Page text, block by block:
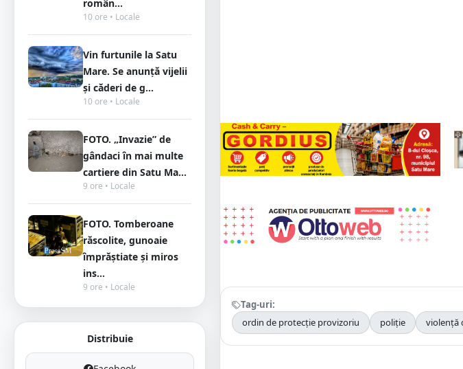
român...
10 ore • Locale
Vin furtunile la Satu
Mare. Se anunță vijelii
și căderi de g...
10 ore • Locale
FOTO. „Invazie” de
gândaci în mai multe
cartiere din Satu Ma...
9 ore • Locale
FOTO. Tomberoane
răscolite, gunoaie
împrăștiate și miros
ins...
9 ore • Locale
Distribuie
Tag-uri:
ordin de protecție provizoriu
poliție violență